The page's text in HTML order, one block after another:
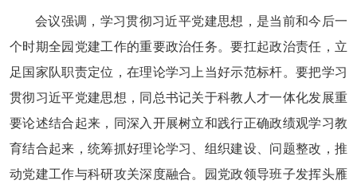
会议强调，学习贯彻习近平党建思想，是当前和今后一
个时期全园党建工作的重要政治任务。要扛起政治责任，立
足国家队职责定位，在理论学习上当好示范标杆。要把学习
贯彻习近平党建思想，同总书记关于科教人才一体化发展重
要论述结合起来，同深入开展树立和践行正确政绩观学习教
育结合起来，统筹抓好理论学习、组织建设、问题整改，推
动党建工作与科研攻关深度融合。园党政领导班子发挥头雁